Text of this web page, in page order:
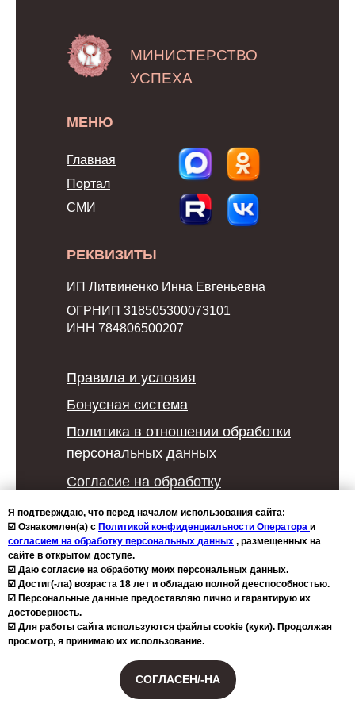
Я подтверждаю, что перед началом использования сайта:
☑️ Ознакомлен(а) с Политикой конфиденциальности Оператора и
согласием на обработку персональных данных , размещенных на
сайте в открытом доступе.
☑️ Даю согласие на обработку моих персональных данных.
☑️ Достиг(-ла) возраста 18 лет и обладаю полной дееспособностью.
☑️ Персональные данные предоставляю лично и гарантирую их
достоверность.
☑️ Для работы сайта используются файлы cookie (куки). Продолжая
просмотр, я принимаю их использование.
СОГЛАСЕН/-НА
МЕНЮ
РЕКВИЗИТЫ
2026 © Copyright - ministerstvouspeha.ru Любое
использование либо копирование материалов или
оформления допускается лишь с разрешения
правообладателя.
Политика в отношении обработки
персональных данных
Политика конфиденциальности
Политика использования файлов
cookie
Согласие на обработку
Правила и условия
Бонусная система
Главная
Портал
СМИ
ИП Литвиненко Инна Евгеньевна
ОГРНИП 318505300073101
ИНН 784806500207
МИНИСТЕРСТВО
УСПЕХА